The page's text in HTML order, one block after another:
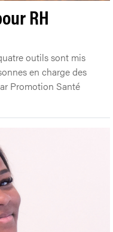
RH
outils sont mis
en charge des
Promotion Santé